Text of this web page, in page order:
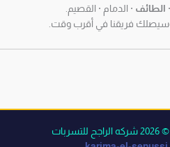
الطائف · الدمام · القصيم.
فريقنا في أقرب وقت.